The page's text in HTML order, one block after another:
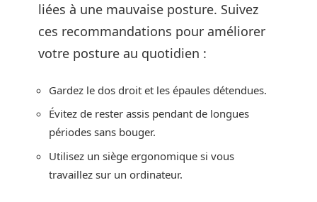
liées à une mauvaise posture. Suivez
ces recommandations pour améliorer
votre posture au quotidien :
Gardez le dos droit et les épaules détendues.
Évitez de rester assis pendant de longues
périodes sans bouger.
Utilisez un siège ergonomique si vous
travaillez sur un ordinateur.